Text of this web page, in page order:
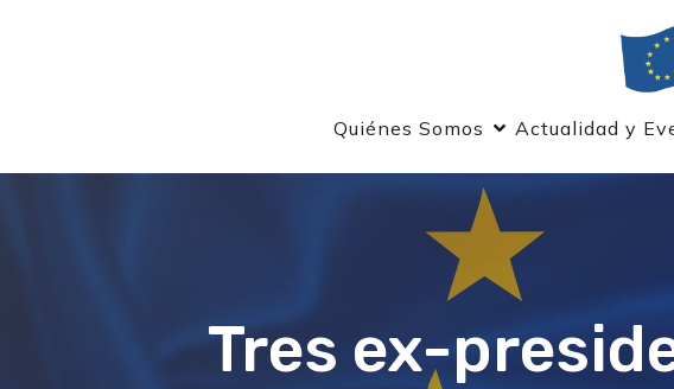
Quiénes Somos Actualidad y
Tres ex-